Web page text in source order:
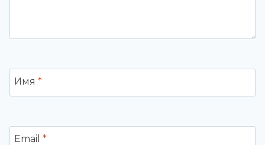
Имя *
Email *